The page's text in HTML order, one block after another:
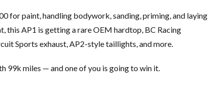
for paint, handling bodywork, sanding, priming, and laying
this AP1 is getting a rare OEM hardtop, BC Racing
Sports exhaust, AP2-style taillights, and more.
99k miles — and one of you is going to win it.